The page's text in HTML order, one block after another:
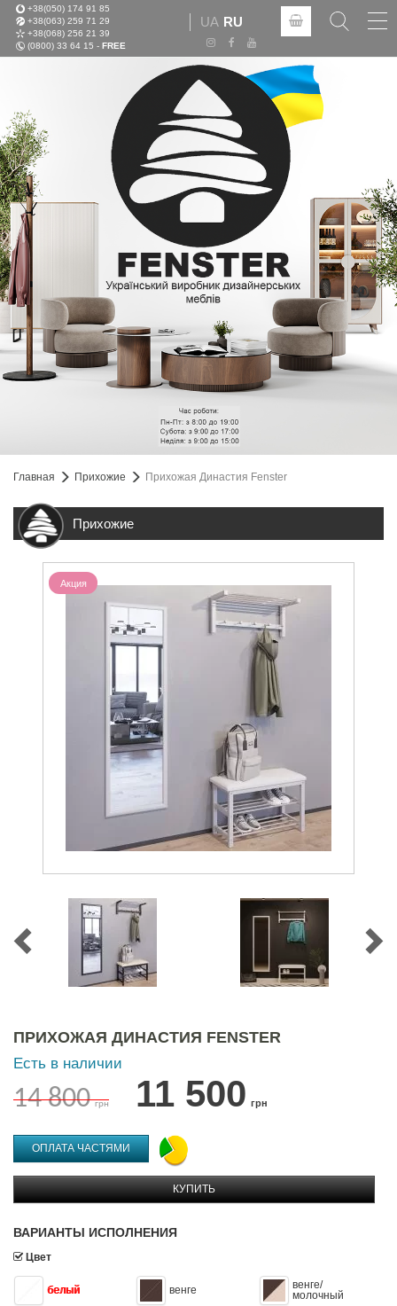
+38(050) 174 91 85
+38(063) 259 71 29
+38(068) 256 21 39
(0800) 33 64 15 - FREE
UA RU
Главная Прихожие Прихожая Династия Fenster
Прихожие
Акция
ПРИХОЖАЯ ДИНАСТИЯ FENSTER
Есть в наличии
14 800 грн 11 500 грн
ОПЛАТА ЧАСТЯМИ
КУПИТЬ
ВАРИАНТЫ ИСПОЛНЕНИЯ
Цвет
белый венге
венге/
молочный